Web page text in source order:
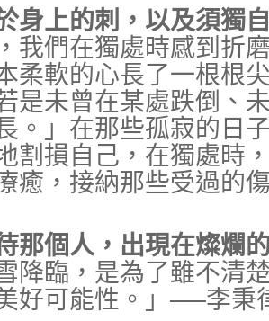
身上的刺，以及須獨
們在獨處時感到折磨
柔軟的心長了一根根
是未曾在某處跌倒、
。」在那些孤寂的日
割損自己，在獨處時
癒，接納那些受過的
那個人，出現在燦爛
臨，是為了雖不清楚
好可能性。」──李秉